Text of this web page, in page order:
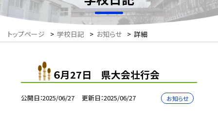
トップページ > 学校日記 > お知らせ > 詳細
６月27日 県大会壮行会
公開日 2025/06/27 更新日 2025/06/27 お知らせ